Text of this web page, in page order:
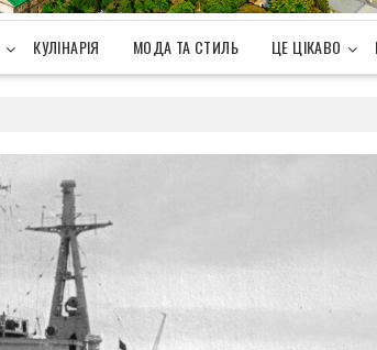
КУЛІНАРІЯ МОДА ТА СТИЛЬ ЦЕ ЦІКАВО